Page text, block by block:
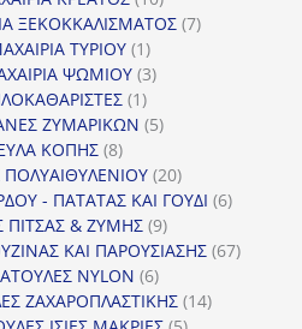
προϊόντα
ΞΕΚΟΚΚΑΛΙΣΜΑΤΟΣ 77
ΤΥΡΙΟΥ 11
προϊόν
ΨΩΜΙΟΥ 33
11
προϊόν
ΖΥΜΑΡΙΚΩΝ 55
ΚΟΠΗΣ 88
προϊόντα
2020
προϊόντα
- ΠΑΤΑΤΑΣ ΚΑΙ ΓΟΥΔΙ 66
ΠΙΤΣΑΣ & ΖΥΜΗΣ 99
προϊόντα
ΚΑΙ ΠΑΡΟΥΣΙΑΣΗΣ 6767
NYLON 66
προϊόντα
ΖΑΧΑΡΟΠΛΑΣΤΙΚΗΣ 1414